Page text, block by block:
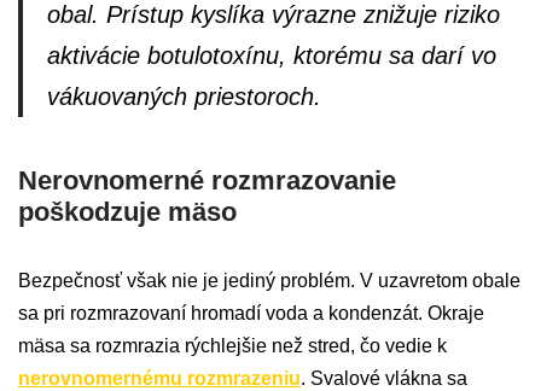
obal. Prístup kyslíka výrazne znižuje riziko
aktivácie botulotoxínu, ktorému sa darí vo
vákuovaných priestoroch.
Nerovnomerné rozmrazovanie
poškodzuje mäso
Bezpečnosť však nie je jediný problém. V uzavretom obale
sa pri rozmrazovaní hromadí voda a kondenzát. Okraje
mäsa sa rozmrazia rýchlejšie než stred, čo vedie k
nerovnomernému rozmrazeniu. Svalové vlákna sa